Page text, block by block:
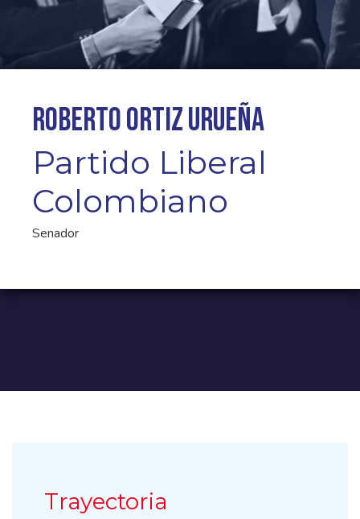
Roberto Ortiz Urueña
Partido Liberal
Colombiano
Senador
Trayectoria